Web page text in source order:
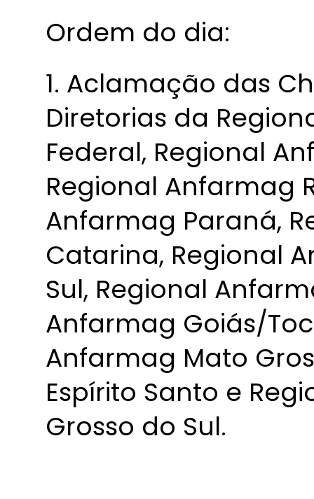
Ordem do dia:
1. Aclamação das
Diretorias da
Federal, Regional
Regional Anfarmag
Anfarmag Paraná,
Catarina, Regional
Sul, Regional
Anfarmag Goiás/
Anfarmag Mato
Espírito Santo e
Grosso do Sul.